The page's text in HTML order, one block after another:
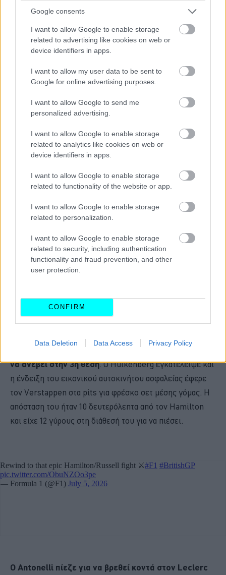
Google consents
I want to allow Google to enable storage
related to advertising like cookies on web or
device identifiers in apps.
I want to allow my user data to be sent to
Google for online advertising purposes.
I want to allow Google to send me
personalized advertising.
I want to allow Google to enable storage
related to analytics like cookies on web or
device identifiers in apps.
I want to allow Google to enable storage
related to functionality of the website or app.
I want to allow Google to enable storage
related to personalization.
I want to allow Google to enable storage
related to security, including authentication
functionality and fraud prevention, and other
user protection.
CONFIRM
Data Deletion Data Access Privacy Policy
Ο Hamilton κατάφερε να περάσει τον Verstappen και
να ανέβει στην 3η θέση. Ο Hulkenberg εγκατέλειψε και
η ένδειξη του εικονικού αυτοκινήτου ασφαλείας έφερε
τον Verstappen στα pits για φρέσκο σετ μέσης γόμας. Η
απόσταση του ήταν 10 δευτερόλεπτα από τον Hamilton
και είχε 12 γύρους στη διάθεσή του για να πιέσει.
Ο Antonelli πίεζε για να βρεθεί κοντά στον Leclerc